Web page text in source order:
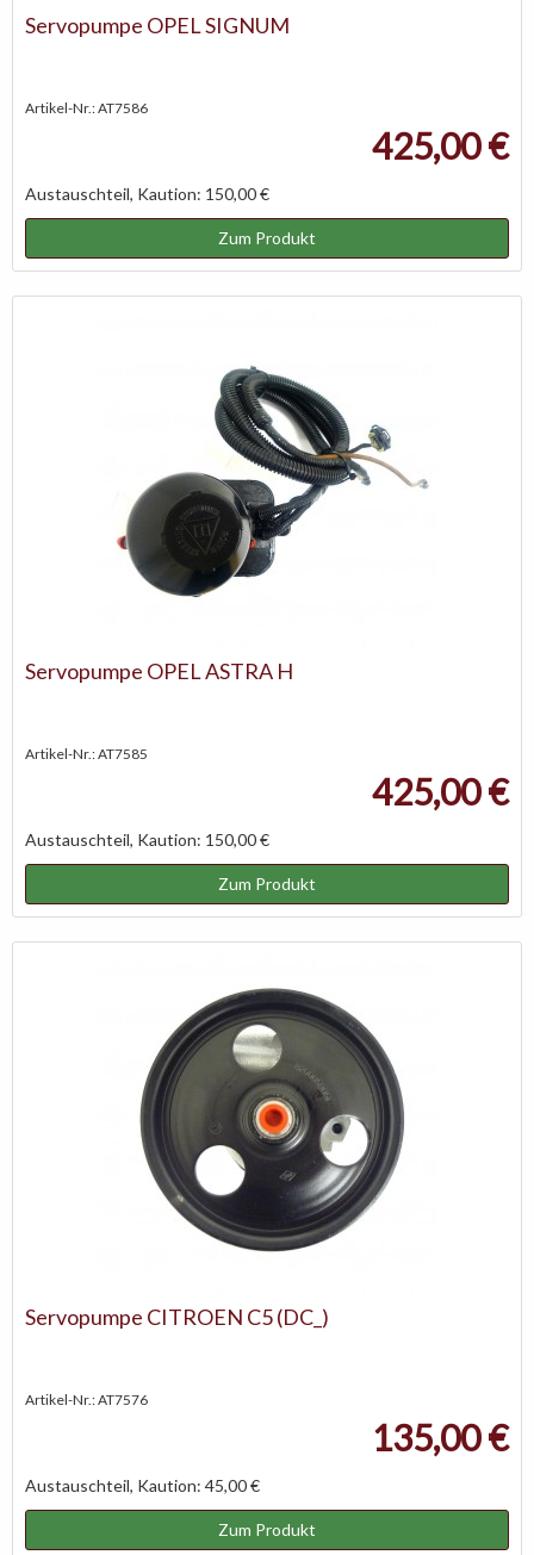
Servopumpe OPEL SIGNUM
Artikel-Nr.: AT7586
425,00 €
Austauschteil, Kaution: 150,00 €
Zum Produkt
Servopumpe OPEL ASTRA H
Artikel-Nr.: AT7585
425,00 €
Austauschteil, Kaution: 150,00 €
Zum Produkt
Servopumpe CITROEN C5 (DC_)
Artikel-Nr.: AT7576
135,00 €
Austauschteil, Kaution: 45,00 €
Zum Produkt